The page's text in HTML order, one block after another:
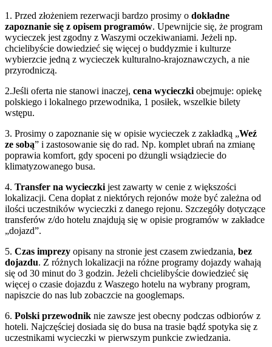
1. Przed złożeniem rezerwacji bardzo prosimy o dokładne
zapoznanie się z opisem programów. Upewnijcie się, że program
wycieczek jest zgodny z Waszymi oczekiwaniami. Jeżeli np.
chcielibyście dowiedzieć się więcej o buddyzmie i kulturze
wybierzcie jedną z wycieczek kulturalno-krajoznawczych, a nie
przyrodniczą.
2.Jeśli oferta nie stanowi inaczej, cena wycieczki obejmuje: opiekę
polskiego i lokalnego przewodnika, 1 posiłek, wszelkie bilety
wstępu.
3. Prosimy o zapoznanie się w opisie wycieczek z zakładką „Weź
ze sobą” i zastosowanie się do rad. Np. komplet ubrań na zmianę
poprawia komfort, gdy spoceni po dżungli wsiądziecie do
klimatyzowanego busa.
4. Transfer na wycieczki jest zawarty w cenie z większości
lokalizacji. Cena dopłat z niektórych rejonów może być zależna od
ilości uczestników wycieczki z danego rejonu. Szczegóły dotyczące
transferów z/do hotelu znajdują się w opisie programów w zakładce
„dojazd”.
5. Czas imprezy opisany na stronie jest czasem zwiedzania, bez
dojazdu. Z różnych lokalizacji na różne programy dojazdy wahają
się od 30 minut do 3 godzin. Jeżeli chcielibyście dowiedzieć się
więcej o czasie dojazdu z Waszego hotelu na wybrany program,
napiszcie do nas lub zobaczcie na googlemaps.
6. Polski przewodnik nie zawsze jest obecny podczas odbiorów z
hoteli. Najczęściej dosiada się do busa na trasie bądź spotyka się z
uczestnikami wycieczki w pierwszym punkcie zwiedzania.